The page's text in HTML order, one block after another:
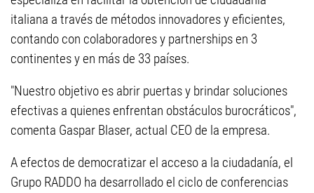
italiana a través de métodos innovadores y eficientes,
contando con colaboradores y partnerships en 3
continentes y en más de 33 países.
"Nuestro objetivo es abrir puertas y brindar soluciones
efectivas a quienes enfrentan obstáculos burocráticos",
comenta Gaspar Blaser, actual CEO de la empresa.
A efectos de democratizar el acceso a la ciudadanía, el
Grupo RADDO ha desarrollado el ciclo de conferencias